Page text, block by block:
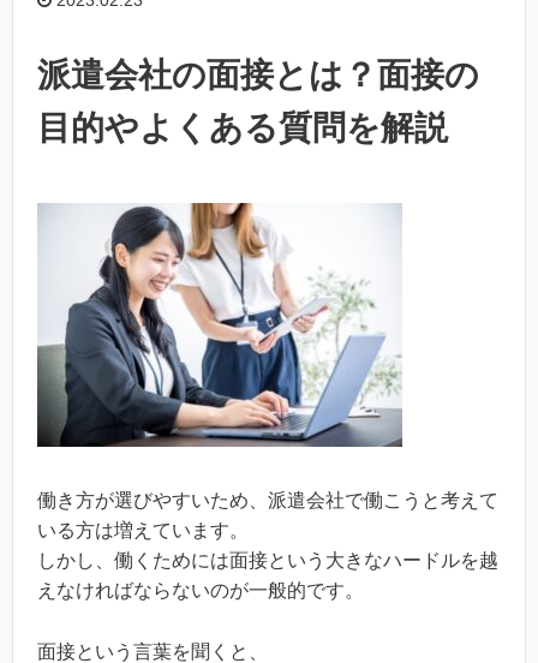
派遣会社の面接とは？面接の
目的やよくある質問を解説
働き方が選びやすいため、派遣会社で働こうと考えて
いる方は増えています。
しかし、働くためには面接という大きなハードルを越
えなければならないのが一般的です。
面接という言葉を聞くと、